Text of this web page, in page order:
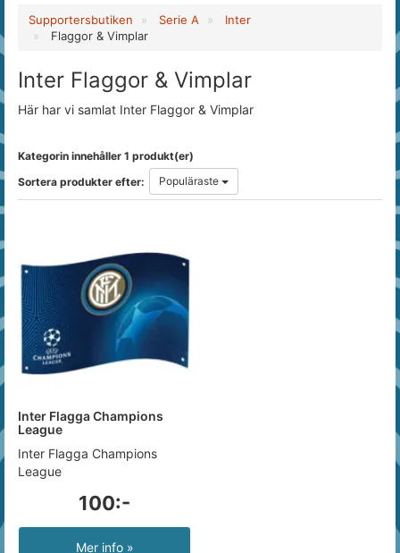
Supportersbutiken Serie A
Inter
Flaggor & Vimplar
Inter Flaggor & Vimplar
Här har vi samlat Inter Flaggor & Vimplar
Kategorin innehåller 1 produkt(er)
Sortera produkter efter:
Populäraste
Inter Flagga Champions
League
Inter Flagga Champions
League
100:-
Mer info »